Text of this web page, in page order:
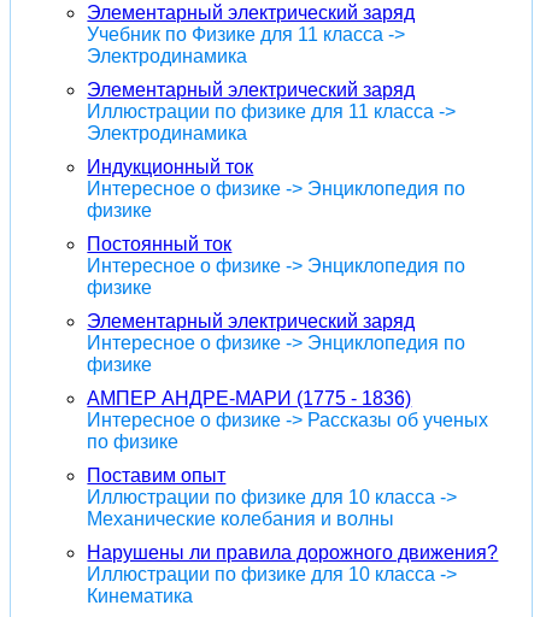
Элементарный электрический заряд
Учебник по Физике для 11 класса ->
Электродинамика
Элементарный электрический заряд
Иллюстрации по физике для 11 класса ->
Электродинамика
Индукционный ток
Интересное о физике -> Энциклопедия по
физике
Постоянный ток
Интересное о физике -> Энциклопедия по
физике
Элементарный электрический заряд
Интересное о физике -> Энциклопедия по
физике
АМПЕР АНДРЕ-МАРИ (1775 - 1836)
Интересное о физике -> Рассказы об ученых
по физике
Поставим опыт
Иллюстрации по физике для 10 класса ->
Механические колебания и волны
Нарушены ли правила дорожного движения?
Иллюстрации по физике для 10 класса ->
Кинематика